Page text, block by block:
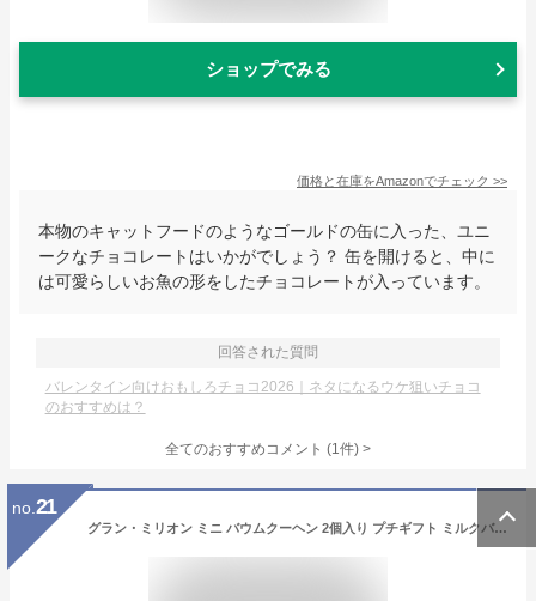
ショップでみる
価格と在庫をAmazonでチェック >>
本物のキャットフードのようなゴールドの缶に入った、ユニ
ークなチョコレートはいかがでしょう？ 缶を開けると、中に
は可愛らしいお魚の形をしたチョコレートが入っています。
回答された質問
バレンタイン向けおもしろチョコ2026｜ネタになるウケ狙いチョコ
のおすすめは？
全てのおすすめコメント (1件) >
no. 21
グラン・ミリオン ミニ バウムクーヘン 2個入り プチギフト ミルクバーム チョコバーム ギフト 焼菓子 お菓子 洋菓子 贈り物 引菓子 バレンタイン ホワイトデー プレゼント ミニバウム ミニバーム